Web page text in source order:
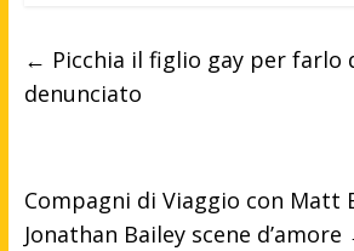
← Picchia il figlio gay per farlo
denunciato
Compagni di Viaggio con Matt
Jonathan Bailey scene d’amore